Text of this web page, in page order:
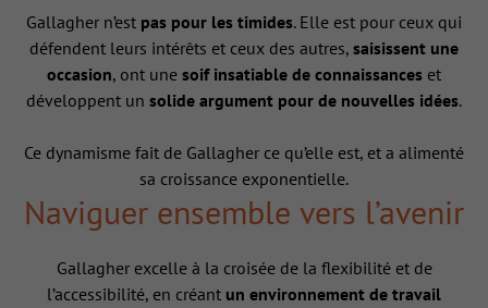
Gallagher n’est pas pour les timides. Elle est pour ceux qui
défendent leurs intérêts et ceux des autres, saisissent une
occasion, ont une soif insatiable de connaissances et
développent un solide argument pour de nouvelles idées.
Ce dynamisme fait de Gallagher ce qu’elle est, et a alimenté
sa croissance exponentielle.
Naviguer ensemble vers l’avenir
Gallagher excelle à la croisée de la flexibilité et de
l’accessibilité, en créant un environnement de travail